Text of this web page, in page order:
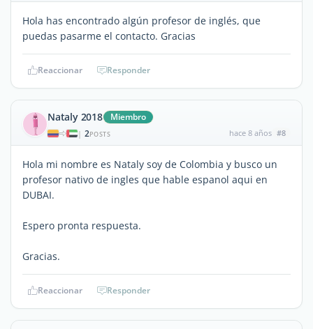
Hola has encontrado algún profesor de inglés, que
puedas pasarme el contacto. Gracias
Reaccionar Responder
Nataly 2018 Miembro
| 2POSTS hace 8 años #8
Hola mi nombre es Nataly soy de Colombia y busco un
profesor nativo de ingles que hable espanol aqui en
DUBAI.
Espero pronta respuesta.
Gracias.
Reaccionar Responder